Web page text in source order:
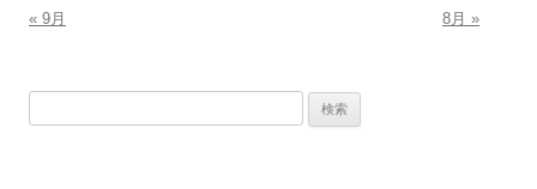
« 9月
8月 »
索: